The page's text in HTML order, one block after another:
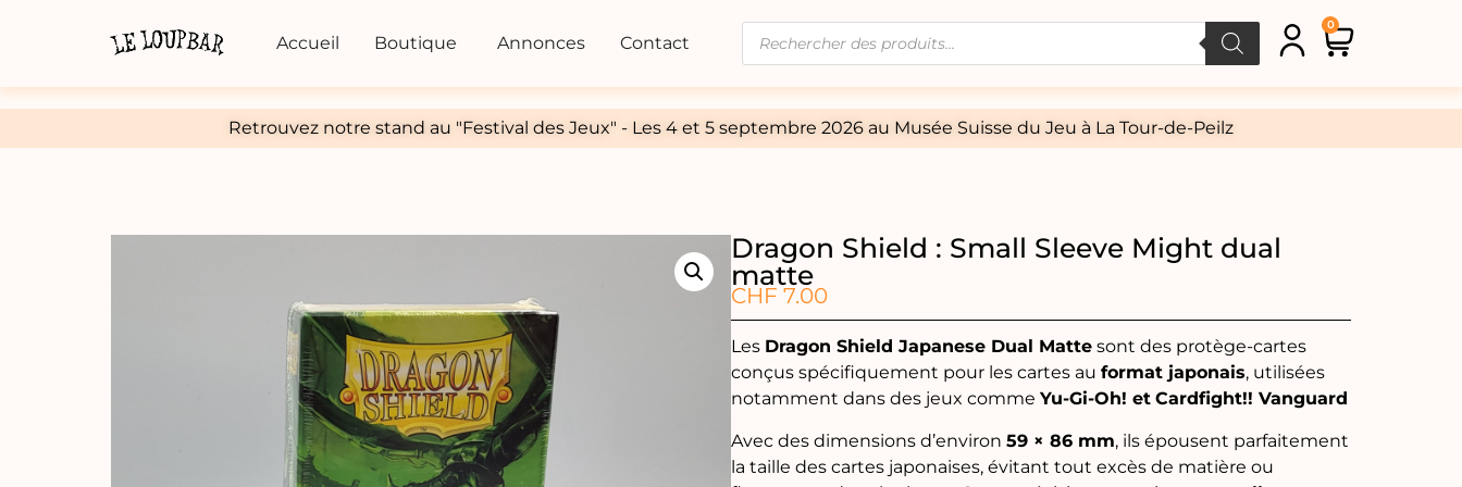
Accueil Boutique Annonces Contact
0
Retrouvez notre stand au "Festival des Jeux" - Les 4 et 5 septembre 2026 au Musée Suisse du Jeu à La Tour-de-Peilz
Dragon Shield : Small Sleeve Might dual
matte
CHF 7.00
Les Dragon Shield Japanese Dual Matte sont des protège-cartes
conçus spécifiquement pour les cartes au format japonais, utilisées
notamment dans des jeux comme Yu-Gi-Oh! et Cardfight!! Vanguard
Avec des dimensions d’environ 59 × 86 mm, ils épousent parfaitement
la taille des cartes japonaises, évitant tout excès de matière ou